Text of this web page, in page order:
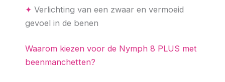
✦ Verlichting van een zwaar en vermoeid
gevoel in de benen
Waarom kiezen voor de Nymph 8 PLUS met
beenmanchetten?